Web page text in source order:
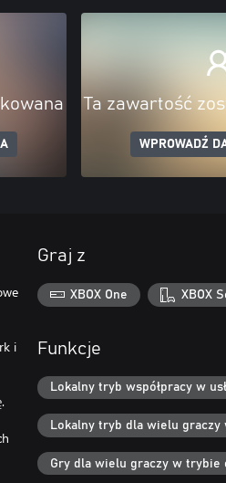
Ta zawartość
WPROWADŹ
i
Graj z
XBOX One XBOX
Funkcje
Lokalny tryb współpracy w
Lokalny tryb dla wielu graczy
Gry dla wielu graczy w trybie